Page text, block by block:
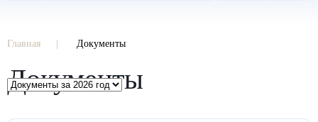
Главная Документы
Документы